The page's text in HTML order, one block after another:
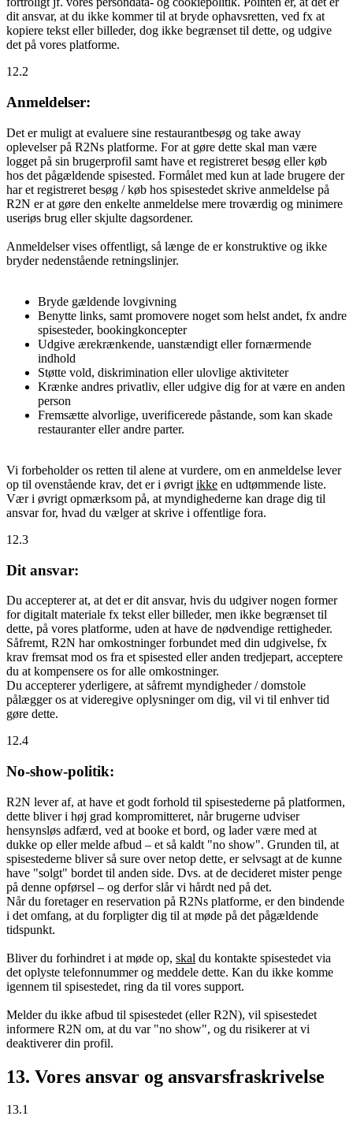
dit ansvar, at du ikke kommer til at bryde ophavsretten, ved fx at
kopiere tekst eller billeder, dog ikke begrænset til dette, og udgive
det på vores platforme.
12.2
Anmeldelser:
Det er muligt at evaluere sine restaurantbesøg og take away
oplevelser på R2Ns platforme. For at gøre dette skal man være
logget på sin brugerprofil samt have et registreret besøg eller køb
hos det pågældende spisested. Formålet med kun at lade brugere der
har et registreret besøg / køb hos spisestedet skrive anmeldelse på
R2N er at gøre den enkelte anmeldelse mere troværdig og minimere
useriøs brug eller skjulte dagsordener.
Anmeldelser vises offentligt, så længe de er konstruktive og ikke
bryder nedenstående retningslinjer.
Bryde gældende lovgivning
Benytte links, samt promovere noget som helst andet, fx andre
spisesteder, bookingkoncepter
Udgive ærekrænkende, uanstændigt eller fornærmende
indhold
Støtte vold, diskrimination eller ulovlige aktiviteter
Krænke andres privatliv, eller udgive dig for at være en anden
person
Fremsætte alvorlige, uverificerede påstande, som kan skade
restauranter eller andre parter.
Vi forbeholder os retten til alene at vurdere, om en anmeldelse lever
op til ovenstående krav, det er i øvrigt ikke en udtømmende liste.
Vær i øvrigt opmærksom på, at myndighederne kan drage dig til
ansvar for, hvad du vælger at skrive i offentlige fora.
12.3
Dit ansvar:
Du accepterer at, at det er dit ansvar, hvis du udgiver nogen former
for digitalt materiale fx tekst eller billeder, men ikke begrænset til
dette, på vores platforme, uden at have de nødvendige rettigheder.
Såfremt, R2N har omkostninger forbundet med din udgivelse, fx
krav fremsat mod os fra et spisested eller anden tredjepart, acceptere
du at kompensere os for alle omkostninger.
Du accepterer yderligere, at såfremt myndigheder / domstole
pålægger os at videregive oplysninger om dig, vil vi til enhver tid
gøre dette.
12.4
No-show-politik:
R2N lever af, at have et godt forhold til spisestederne på platformen,
dette bliver i høj grad kompromitteret, når brugerne udviser
hensynsløs adfærd, ved at booke et bord, og lader være med at
dukke op eller melde afbud – et så kaldt "no show". Grunden til, at
spisestederne bliver så sure over netop dette, er selvsagt at de kunne
have "solgt" bordet til anden side. Dvs. at de decideret mister penge
på denne opførsel – og derfor slår vi hårdt ned på det.
Når du foretager en reservation på R2Ns platforme, er den bindende
i det omfang, at du forpligter dig til at møde på det pågældende
tidspunkt.
Bliver du forhindret i at møde op, skal du kontakte spisestedet via
det oplyste telefonnummer og meddele dette. Kan du ikke komme
igennem til spisestedet, ring da til vores support.
Melder du ikke afbud til spisestedet (eller R2N), vil spisestedet
informere R2N om, at du var "no show", og du risikerer at vi
deaktiverer din profil.
13. Vores ansvar og ansvarsfraskrivelse
13.1